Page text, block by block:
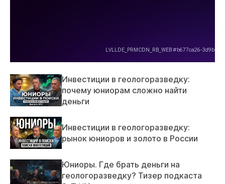
Инвестиции в геологоразведку:
почему юниорам сложно найти
деньги
Инвестиции в геологоразведку:
рынок юниоров и золото в России
Юниоры. Где брать деньги на
геологоразведку? Тизер подкаста